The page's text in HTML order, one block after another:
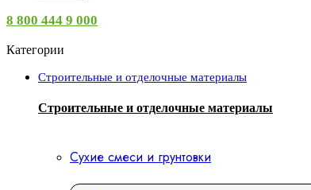
8 800 444 9 000
Категории
Строительные и отделочные материалы
Строительные и отделочные материалы
Сухие смеси и грунтовки